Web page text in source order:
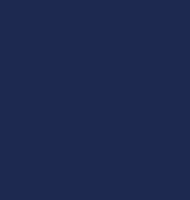
планового
аритмолог
исследования,